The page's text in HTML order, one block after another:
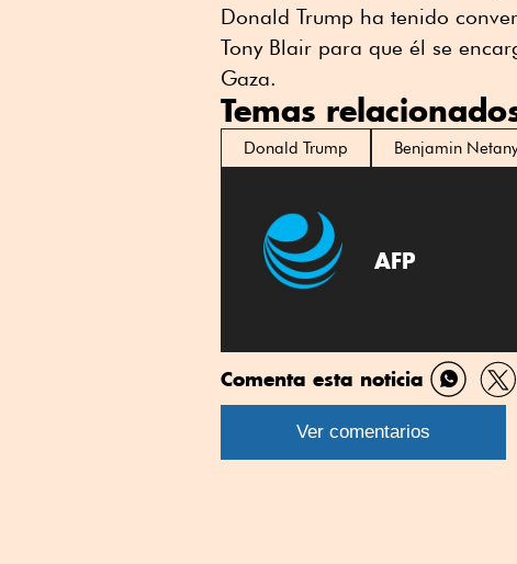
Donald Trump ha tenido
Tony Blair para que él se
Gaza.
Temas
Donald Trump Benjamin
AFP
Comenta esta noticia
por
por
Ver comentarios